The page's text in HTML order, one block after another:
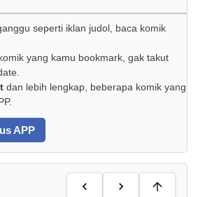
seperti iklan judol, baca komik
komik yang kamu bookmark, gak takut
dan lebih lengkap, beberapa komik yang
APP